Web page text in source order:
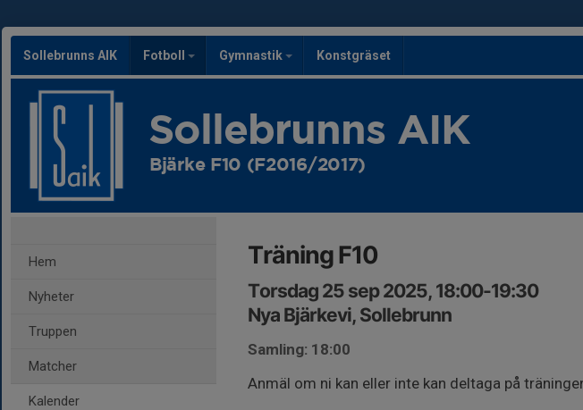
Sollebrunns AIK Fotboll Gymnastik Konstgräset
Sollebrunns AIK
Bjärke F10 (F2016/2017)
Hem
Nyheter
Truppen
Matcher
Kalender
Träning F10
Torsdag 25 sep 2025, 18:00-19:30
Nya Bjärkevi, Sollebrunn
Samling: 18:00
Anmäl om ni kan eller inte kan deltaga på